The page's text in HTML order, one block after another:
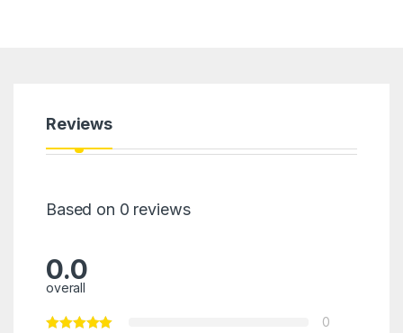
Reviews
Based on 0 reviews
0.0
overall
0